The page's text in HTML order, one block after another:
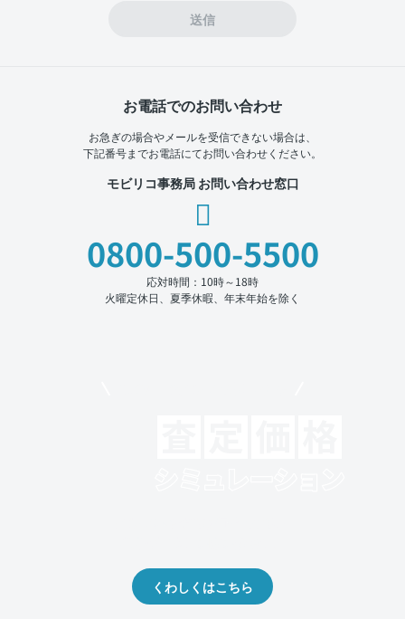
送信
お電話でのお問い合わせ
お急ぎの場合やメールを受信できない場合は、
下記番号までお電話にてお問い合わせください。
モビリコ事務局 お問い合わせ窓口
0800-500-5500
応対時間：10時～18時
火曜定休日、夏季休暇、年末年始を除く
くわしくはこちら